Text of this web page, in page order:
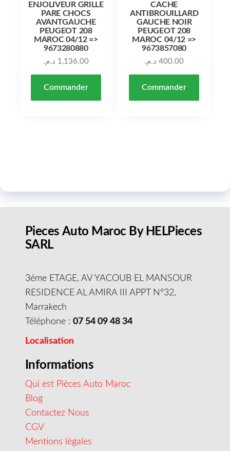
ENJOLIVEUR GRILLE
PARE CHOCS
AVANTGAUCHE
PEUGEOT 208
MAROC 04/12 =>
9673280880
1,136.00 د.م.
Commander
CACHE
ANTIBROUILLARD
GAUCHE NOIR
PEUGEOT 208
MAROC 04/12 =>
9673857080
400.00 د.م.
Commander
Pieces Auto Maroc By HELPieces
SARL
3éme ETAGE, AV YACOUB EL MANSOUR
RESIDENCE AL AMIRA III APPT N°32,
Marrakech
Téléphone : 07 54 09 48 34
Localisation
Informations
Qui est Pièces Auto Maroc
Blog
Contactez Nous
CGV
Mentions légales